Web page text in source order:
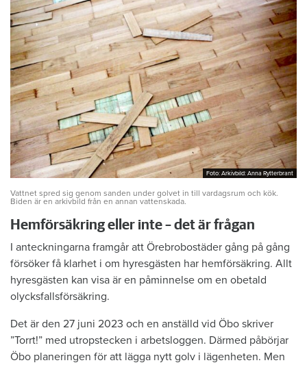
Foto: Arkivbild: Anna Rytterbrant
Foto: Arkivbild: Anna Rytterbrant
Vattnet spred sig genom sanden under golvet in till vardagsrum och kök.
Biden är en arkivbild från en annan vattenskada.
Hemförsäkring eller inte – det är frågan
I anteckningarna framgår att Örebrobostäder gång på gång
försöker få klarhet i om hyresgästen har hemförsäkring. Allt
hyresgästen kan visa är en påminnelse om en obetald
olycksfallsförsäkring.
Det är den 27 juni 2023 och en anställd vid Öbo skriver
”Torrt!” med utropstecken i arbetsloggen. Därmed påbörjar
Öbo planeringen för att lägga nytt golv i lägenheten. Men